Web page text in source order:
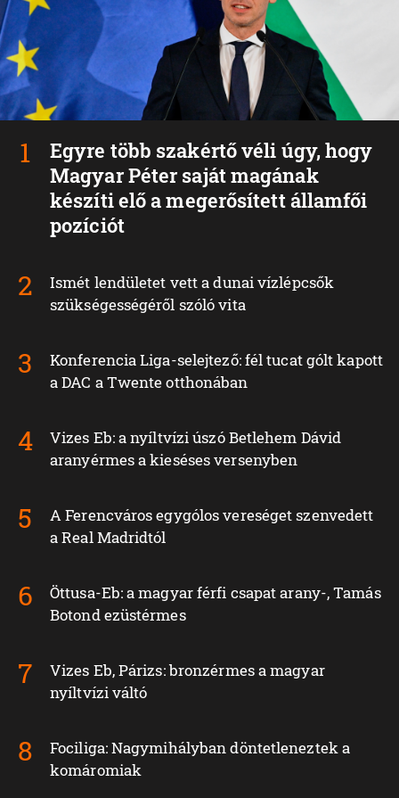
Egyre több szakértő véli úgy, hogy
Magyar Péter saját magának
készíti elő a megerősített államfői
pozíciót
Ismét lendületet vett a dunai vízlépcsők
szükségességéről szóló vita
Konferencia Liga-selejtező: fél tucat gólt kapott
a DAC a Twente otthonában
Vizes Eb: a nyíltvízi úszó Betlehem Dávid
aranyérmes a kieséses versenyben
A Ferencváros egygólos vereséget szenvedett
a Real Madridtól
Öttusa-Eb: a magyar férfi csapat arany-, Tamás
Botond ezüstérmes
Vizes Eb, Párizs: bronzérmes a magyar
nyíltvízi váltó
Fociliga: Nagymihályban döntetleneztek a
komáromiak